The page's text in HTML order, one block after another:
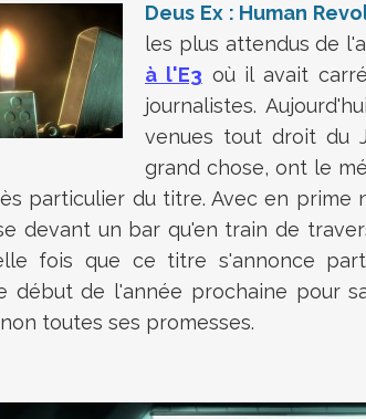
Deus Ex : Human
les plus attendus de
à l'E3 où il avait
journalistes.
venues tout droit du
grand chose, ont le
particulier du titre. Avec en prime
devant un bar qu'en train de
fois que ce titre s'annonce
début de l'année prochaine pour
toutes ses promesses.